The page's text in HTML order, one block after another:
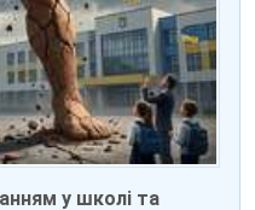
у школі та